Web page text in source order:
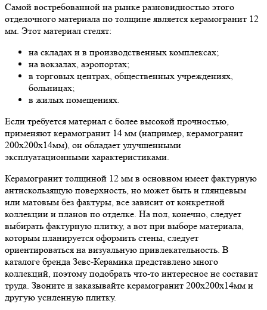
Самой востребованной на рынке разновидностью этого
отделочного материала по толщине является керамогранит 12
мм. Этот материал стелят:
на складах и в производственных комплексах;
на вокзалах, аэропортах;
в торговых центрах, общественных учреждениях,
больницах;
в жилых помещениях.
Если требуется материал с более высокой прочностью,
применяют керамогранит 14 мм (например, керамогранит
200х200х14мм), он обладает улучшенными
эксплуатационными характеристиками.
Керамогранит толщиной 12 мм в основном имеет фактурную
антискользящую поверхность, но может быть и глянцевым
или матовым без фактуры, все зависит от конкретной
коллекции и планов по отделке. На пол, конечно, следует
выбирать фактурную плитку, а вот при выборе материала,
которым планируется оформить стены, следует
ориентироваться на визуальную привлекательность. В
каталоге бренда Зевс-Керамика представлено много
коллекций, поэтому подобрать что-то интересное не составит
труда. Звоните и заказывайте керамогранит 200х200х14мм и
другую усиленную плитку.